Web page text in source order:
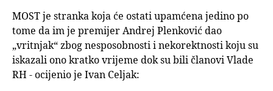
MOST je stranka koja će ostati upamćena jedino po
tome da im je premijer Andrej Plenković dao
„vritnjak“ zbog nesposobnosti i nekorektnosti koju su
iskazali ono kratko vrijeme dok su bili članovi Vlade
RH - ocijenio je Ivan Celjak: